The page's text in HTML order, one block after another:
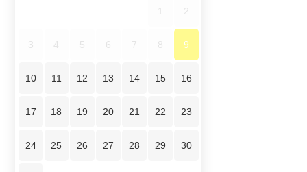
2
3 4 5 6 7 8 9
10 11 12 13 14 15 16
17 18 19 20 21 22 23
24 25 26 27 28 29 30